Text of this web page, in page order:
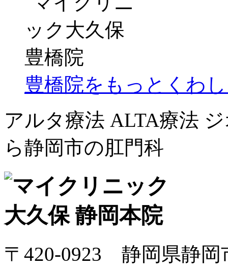
豊橋院をもっとくわ
アルタ療法 ALTA療法
ら静岡市の肛門科
〒420-0923 静岡県静岡